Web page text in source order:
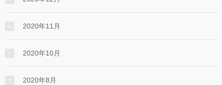
2020年11月
2020年10月
2020年8月